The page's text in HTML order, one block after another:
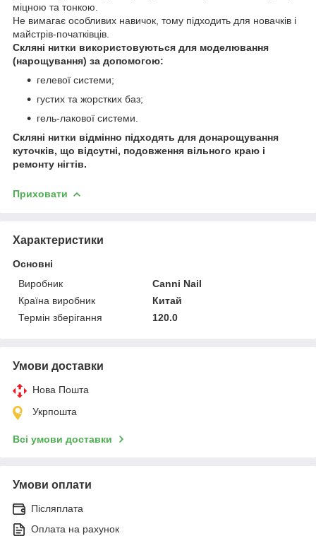
міцною та тонкою.
Не вимагає особливих навичок, тому підходить для новачків і
майстрів-початківців.
Скляні нитки використовуються для моделювання
(нарощування) за допомогою:
гелевої системи;
густих та жорстких баз;
гель-лакової системи.
Скляні нитки відмінно підходять для донарощування
куточків, що відсутні, подовження вільного краю і
ремонту нігтів.
Приховати
Характеристики
Основні
Виробник
Canni Nail
Країна виробник
Китай
Термін зберігання
120.0
Умови доставки
Нова Пошта
Укрпошта
Всі умови доставки
Умови оплати
Післяплата
Оплата на рахунок